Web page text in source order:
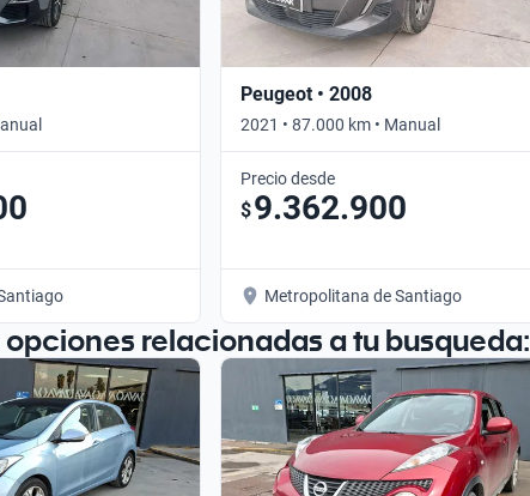
Peugeot • 2008
2021 • 87.000 km • Manual
Precio desde
$9.362.900
Metropolitana de Santiago
opciones relacionadas a tu busqueda: